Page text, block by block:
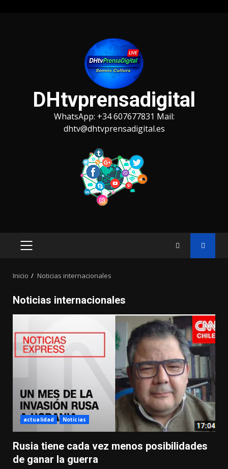
DHtvprensadigital
WhatsApp: +34 607677831 Mail:
dhtv@dhtvprensadigital.es
MENÚ
Inicio Noticias internacionales
Noticias internacionales
actualidad Noticias
Rusia tiene cada vez menos posibilidades
de ganar la guerra